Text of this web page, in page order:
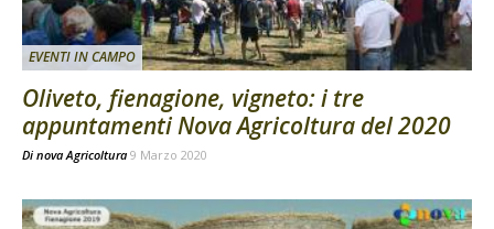
EVENTI IN CAMPO
Oliveto, fienagione, vigneto: i tre
appuntamenti Nova Agricoltura del 2020
Di nova Agricoltura 9 Marzo 2020